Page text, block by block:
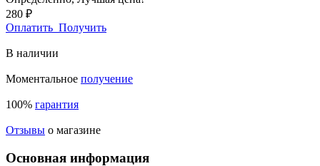
280 ₽
Оплатить Получить
В наличии
Моментальное получение
100% гарантия
Отзывы о магазине
Основная информация